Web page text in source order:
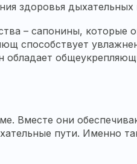
здоровья дыхательных
– сапонины, которые
способствует
Вместе они
пути. Именно